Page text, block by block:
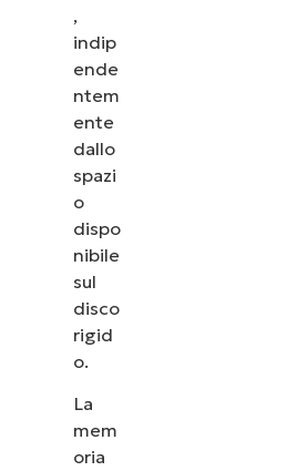
,
indip
ende
ntem
ente
dallo
spazi
o
dispo
nibile
sul
disco
rigid
o.
La
mem
oria